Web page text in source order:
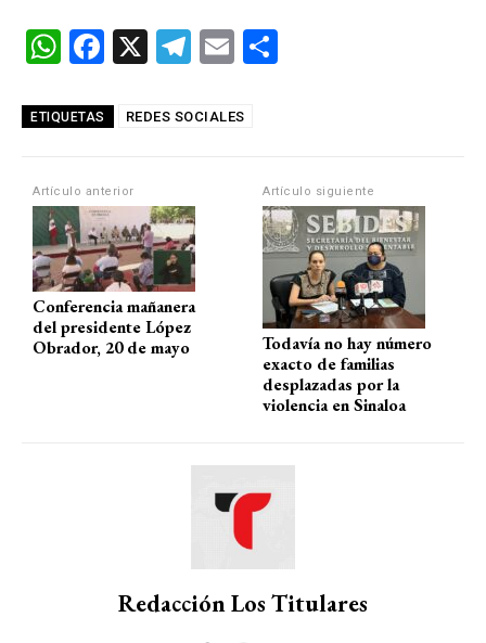
W
at
A
p
p
F
ce
o
o
k
X
T
e
m
E
ail
ar
tir
ETIQUETAS REDES SOCIALES
Artículo anterior
Conferencia mañanera
del presidente López
Obrador, 20 de mayo
Artículo siguiente
Todavía no hay número
exacto de familias
desplazadas por la
violencia en Sinaloa
Redacción Los Titulares